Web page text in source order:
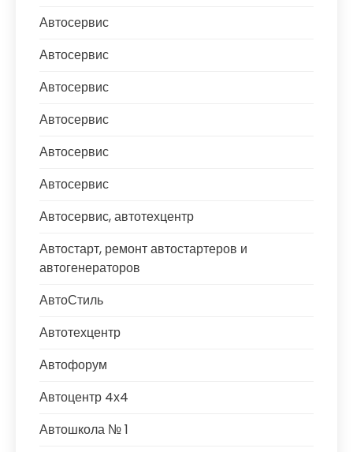
Автосервис
Автосервис
Автосервис
Автосервис
Автосервис
Автосервис
Автосервис, автотехцентр
Автостарт, ремонт автостартеров и
автогенераторов
АвтоСтиль
Автотехцентр
Автофорум
Автоцентр 4х4
Автошкола № 1